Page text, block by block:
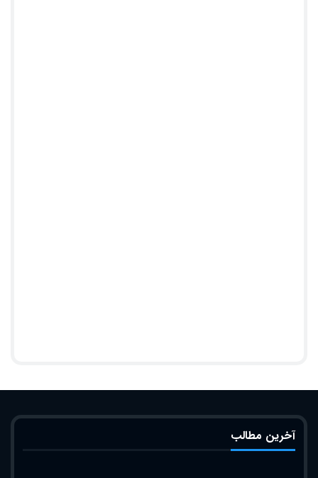
آخرین مطالب